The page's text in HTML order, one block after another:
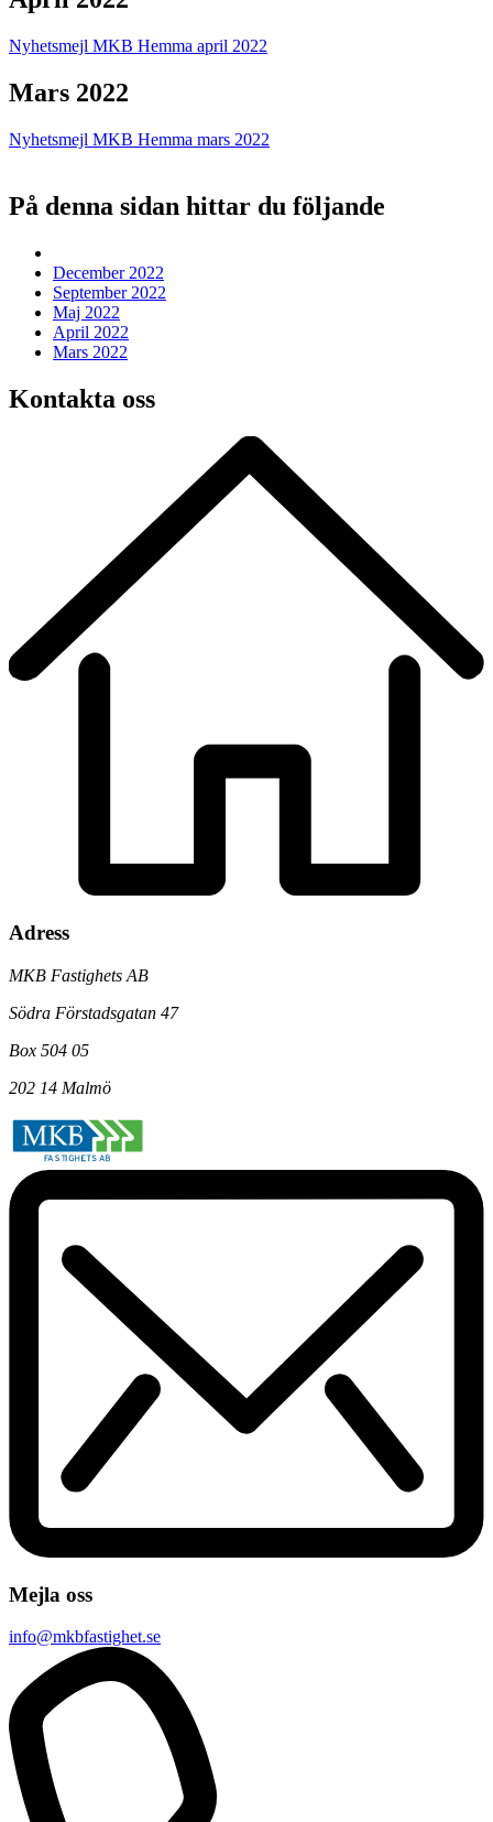
Nyhetsmejl MKB Hemma april 2022
Mars 2022
Nyhetsmejl MKB Hemma mars 2022
På denna sidan hittar du följande
December 2022
September 2022
Maj 2022
April 2022
Mars 2022
Kontakta oss
Adress
MKB Fastighets AB
Södra Förstadsgatan 47
Box 504 05
202 14 Malmö
Mejla oss
info@mkbfastighet.se